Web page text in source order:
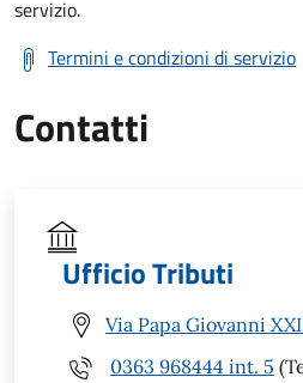
servizio.
Termini e condizioni di servizio
Contatti
Ufficio Tributi
Via Papa Giovanni
0363 968444 int. 5